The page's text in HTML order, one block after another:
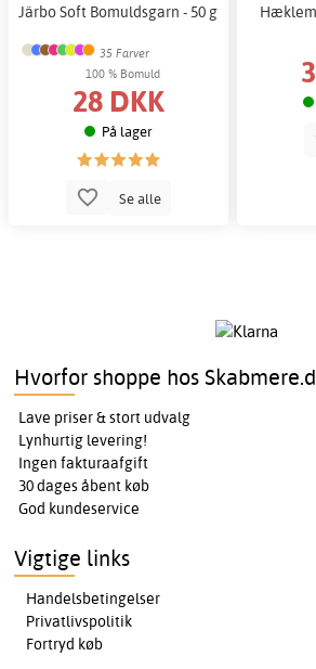
Järbo Soft Bomuldsgarn - 50 g
35 Farver
100 % Bomuld
28 DKK
På lager
Se alle
Hvorfor shoppe hos
Lave priser & stort udvalg
Lynhurtig levering!
Ingen fakturaafgift
30 dages åbent køb
God kundeservice
Vigtige links
Handelsbetingelser
Privatlivspolitik
Fortryd køb